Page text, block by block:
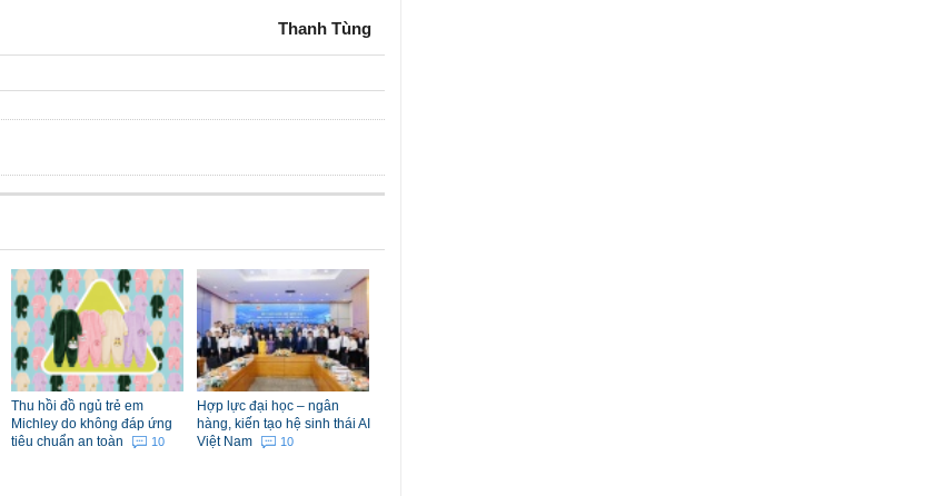
Thanh Tùng
Thu hồi đồ ngủ trẻ em
Michley do không đáp ứng
tiêu chuẩn an toàn
10
Hợp lực đại học – ngân
hàng, kiến tạo hệ sinh thái AI
Việt Nam
10